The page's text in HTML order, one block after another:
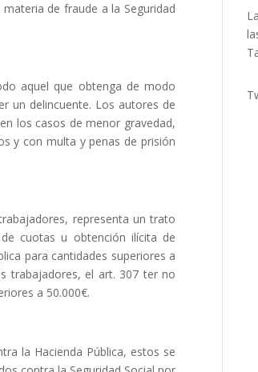
de fraude a la Seguridad
aquel que obtenga de modo
un delincuente. Los autores de
los casos de menor gravedad,
y con multa y penas de prisión
representa un trato
cuotas u obtención ilícita de
para cantidades superiores a
trabajadores, el art. 307 ter no
a 50.000€.
la Hacienda Pública, estos se